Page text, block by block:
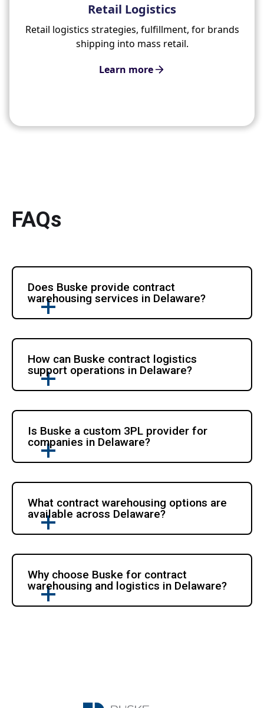
Retail Logistics
Retail logistics strategies, fulfillment, for brands
shipping into mass retail.
Learn more
FAQs
Does Buske provide contract
warehousing services in Delaware?
How can Buske contract logistics
support operations in Delaware?
Is Buske a custom 3PL provider for
companies in Delaware?
What contract warehousing options are
available across Delaware?
Why choose Buske for contract
warehousing and logistics in Delaware?